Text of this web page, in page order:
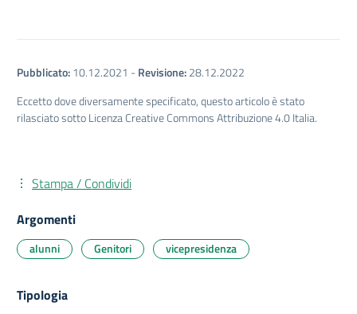
Pubblicato:10.12.2021 -Revisione:28.12.2022
Eccetto dove diversamente specificato, questo articolo è stato
rilasciato sotto Licenza Creative Commons Attribuzione 4.0 Italia.
Stampa / Condividi
Argomenti
alunni Genitori vicepresidenza
Tipologia